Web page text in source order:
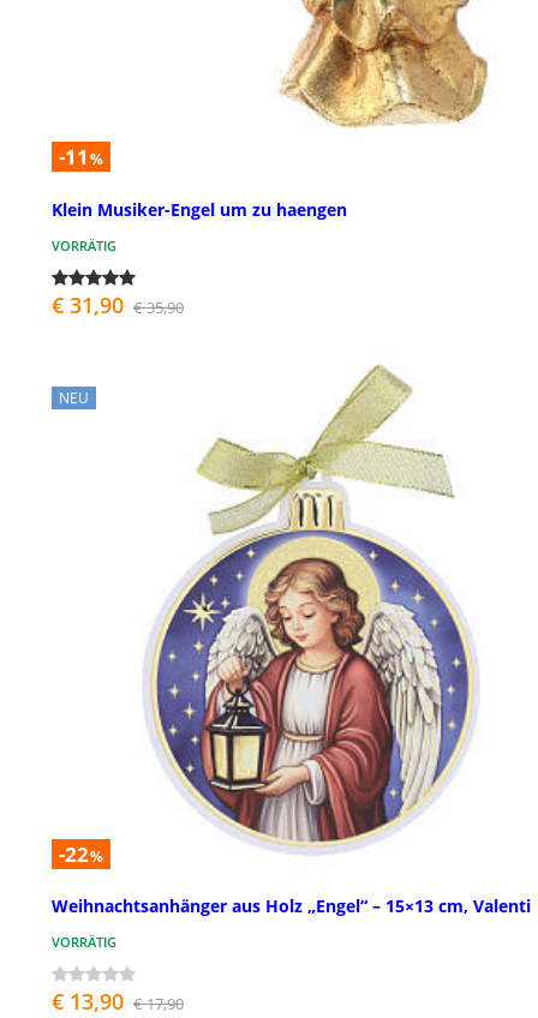
-11 %
Klein Musiker-Engel um zu haengen
VORRÄTIG
€ 31,90 € 35,90
NEU
-22%
Weihnachtsanhänger aus Holz „Engel“ – 15×13 cm, Valenti
VORRÄTIG
€ 13,90 € 17,90